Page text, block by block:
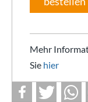
Mehr
Sie hier